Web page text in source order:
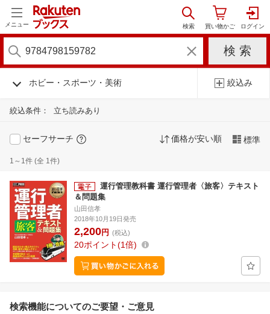
メニュー
ホビー・スポーツ・美術 絞込み
絞込条件： 立ち読みあり
セーフサーチ 価格が安い順 標準
1～1件 (全 1件)
運行管理教科書 運行管理者〈旅客〉テキスト
＆問題集
山田信孝
2018年10月19日発売
2,200円 (税込)
20ポイント 1倍
検索機能についてのご要望・ご意見